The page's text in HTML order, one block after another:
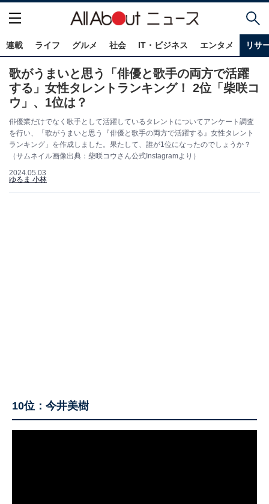
連載 ライフ グルメ 社会 IT・ビジネス エンタメ リサ
歌がうまいと思う「俳優と歌手の両方で活躍
する」女性タレントランキング！ 2位「柴咲コ
ウ」、1位は？
俳優業だけでなく歌手として活躍しているタレントについてアンケート調査
を行い、「歌がうまいと思う『俳優と歌手の両方で活躍する』女性タレント
ランキング」を作成しました。果たして、誰が1位になったのでしょうか？
（サムネイル画像出典：柴咲コウさん公式Instagramより）
2024.05.03
ゆるま 小林
10位：今井美樹